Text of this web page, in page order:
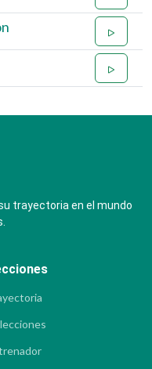
trayectoria en el mundo